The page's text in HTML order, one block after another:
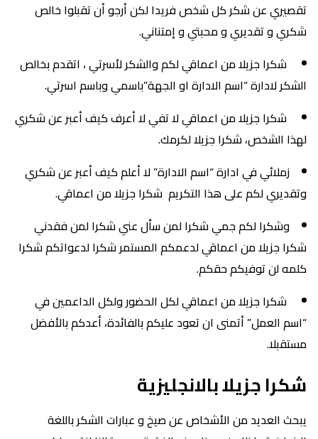
تقصيري عن شكر كل شخص فريدا لكن أرجو أن تقبلوا خالص
شكري و تقديري و محبتي و إمتناني.
شكرا جزيلا من اعماقي لكم والشكر لأسرتي ، اتقدم بخالص
الشكر لادارة “اسم الادارة او الجهة”باسمي وباسم اسرتي.
شكرا جزيلا من اعماقي لا تفي لا أعرف كيف أعبر عن شكري
لهذا الشخص، شكرا جزيلا لكرمك.
زملائي في ادارة “اسم الادارة” لا أعلم كيف أعبر عن شكري
وتقديري لكم على هذا التكريم شكرا جزيلا من اعماقي.
وشكرا لكم جمي شكرا لمن سأل عني شكرا لمن فقدني
شكرا جزيلا من اعماقي لدعمكم المستمر شكرا لدعواتكم شكرا
كلمه لن توفيكم حقكم.
شكرا جزيلا من اعماقي لكل الحضور ولكل الداعمين في
“اسم العمل” أتمنى ان تعود عليكم بالفائدة، أعدكم بالأفضل
مستقبلا.
شكرا جزيلا بالانجليزية
يبحث العديد من الأشخاص عن صيخ و عبارات الشكر باللغة